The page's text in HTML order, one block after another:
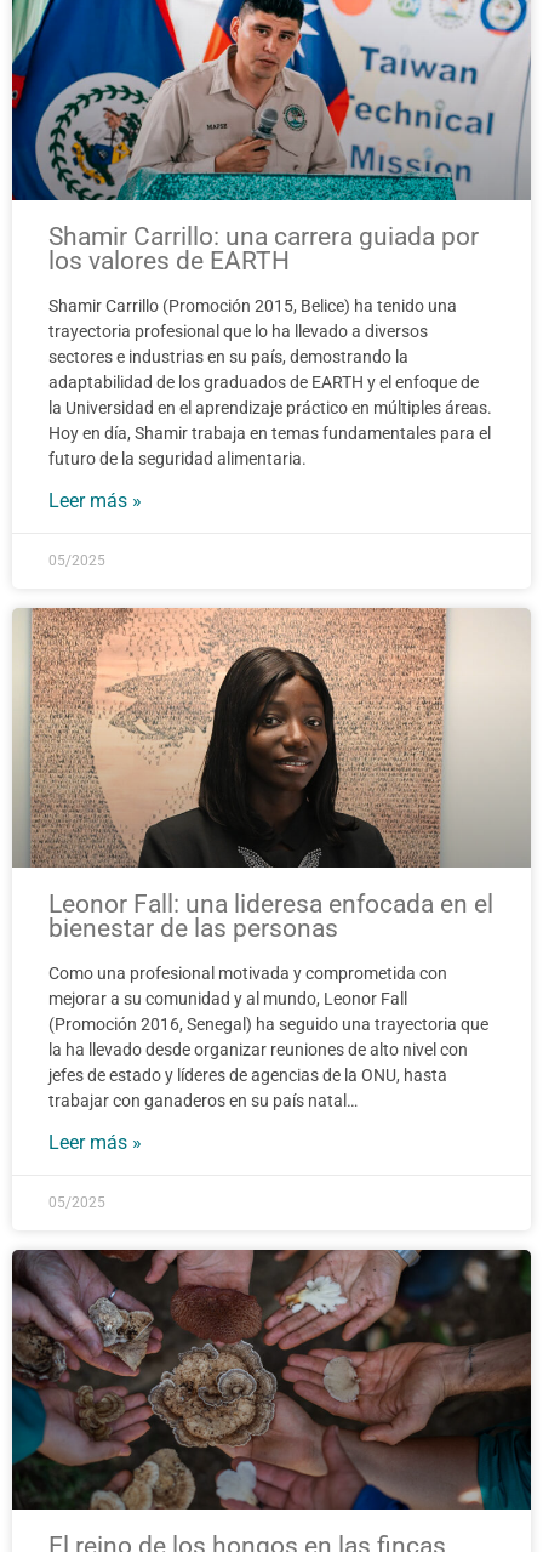
Shamir Carrillo: una carrera guiada por
los valores de EARTH
Shamir Carrillo (Promoción 2015, Belice) ha tenido una
trayectoria profesional que lo ha llevado a diversos
sectores e industrias en su país, demostrando la
adaptabilidad de los graduados de EARTH y el enfoque de
la Universidad en el aprendizaje práctico en múltiples áreas.
Hoy en día, Shamir trabaja en temas fundamentales para el
futuro de la seguridad alimentaria.
Leer más »
05/2025
Leonor Fall: una lideresa enfocada en el
bienestar de las personas
Como una profesional motivada y comprometida con
mejorar a su comunidad y al mundo, Leonor Fall
(Promoción 2016, Senegal) ha seguido una trayectoria que
la ha llevado desde organizar reuniones de alto nivel con
jefes de estado y líderes de agencias de la ONU, hasta
trabajar con ganaderos en su país natal…
Leer más »
05/2025
El reino de los hongos en las fincas